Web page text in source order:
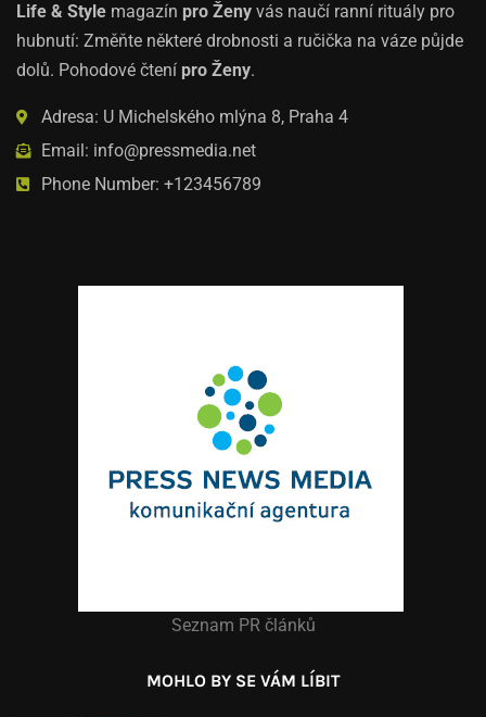
Life & Style magazín pro Ženy vás naučí ranní rituály pro
hubnutí: Změňte některé drobnosti a ručička na váze půjde
dolů. Pohodové čtení pro Ženy.
Adresa: U Michelského mlýna 8, Praha 4
Email: info@pressmedia.net
Phone Number: +123456789
Seznam PR článků
MOHLO BY SE VÁM LÍBIT